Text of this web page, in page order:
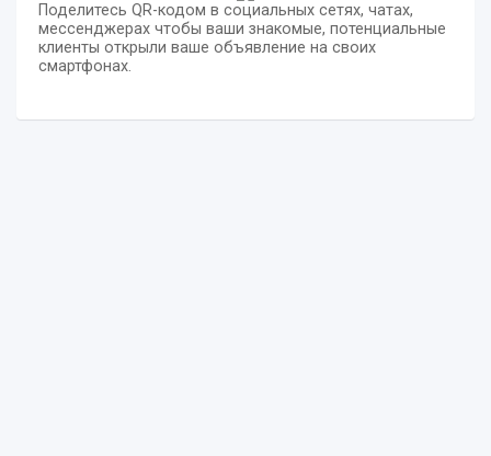
Поделитесь QR-кодом в социальных сетях, чатах,
мессенджерах чтобы ваши знакомые, потенциальные
клиенты открыли ваше объявление на своих
смартфонах.